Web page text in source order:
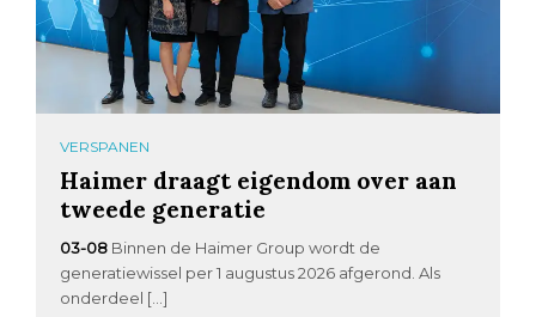
VERSPANEN
Haimer draagt eigendom over aan
tweede generatie
03-08 Binnen de Haimer Group wordt de
generatiewissel per 1 augustus 2026 afgerond. Als
onderdeel […]